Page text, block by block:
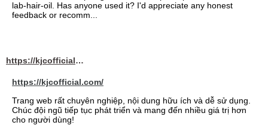
lab-hair-oil. Has anyone used it? I'd appreciate any honest
feedback or recomm...
https://kjcofficial.com/
https://kjcofficial.com/
Trang web rất chuyên nghiệp, nội dung hữu ích và dễ sử dụng.
Chúc đội ngũ tiếp tục phát triển và mang đến nhiều giá trị hơn
cho người dùng!